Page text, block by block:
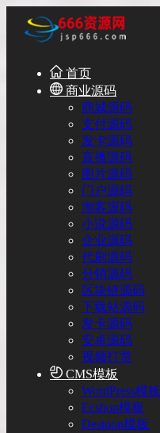
首页
商业源码
商城源码
支付源码
发卡源码
直播源码
图片源码
门户源码
淘客源码
小说源码
企业源码
代刷源码
分销源码
区块链源码
下载站源码
发卡源码
安卓源码
视频打赏
CMS模板
WordPress模板
Ecshop模板
Destoon模板